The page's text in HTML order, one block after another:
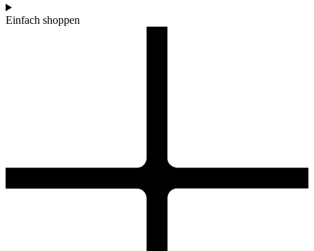
Einfach shoppen